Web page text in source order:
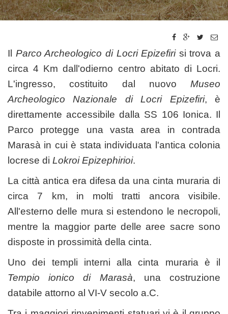
Il Parco Archeologico di Locri Epizefirisi trova a
circa 4 Km dall'odierno centro abitato di Locri.
L'ingresso, costituito dal nuovo Museo
Archeologico Nazionale di Locri Epizefiri, è
direttamente accessibile dalla SS 106 Ionica. Il
Parco protegge una vasta area in contrada
Marasà in cui è stata individuata l'antica colonia
locrese di Lokroi Epizephirioi.
La città antica era difesa da una cinta muraria di
circa 7 km, in molti tratti ancora visibile.
All'esterno delle mura si estendono le necropoli,
mentre la maggior parte delle aree sacre sono
disposte in prossimità della cinta.
Uno dei templi interni alla cinta muraria è il
Tempio ionico di Marasà, una costruzione
databile attorno al VI-V secolo a.C.